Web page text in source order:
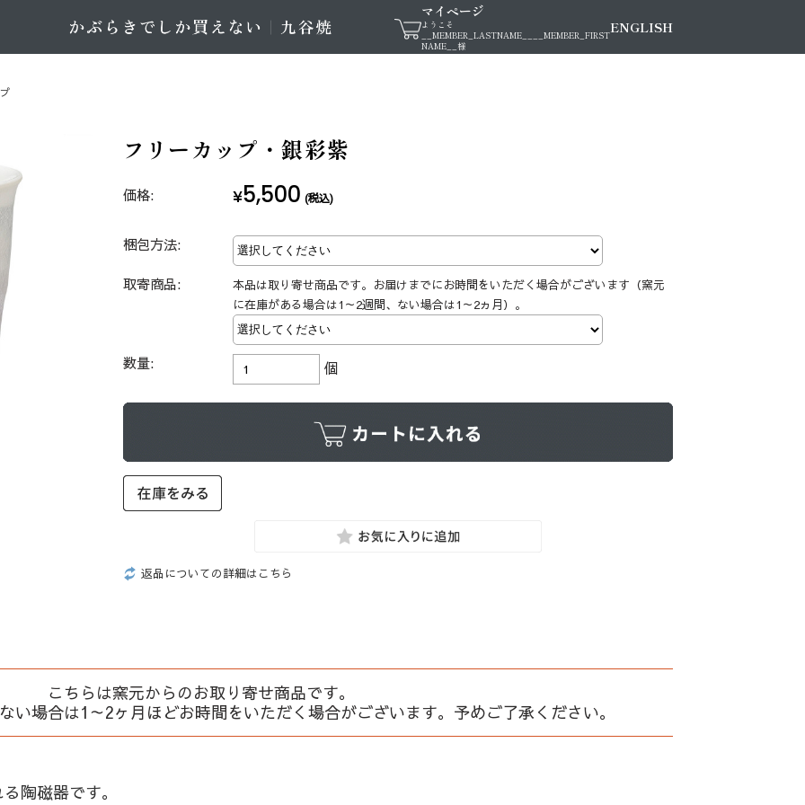
マイページ
ようこそ
__MEMBER_LASTNAME__
__MEMBER_FIRST
NAME__ 様
ENGLISH
フリーカップ・銀彩紫
価格: ¥5,500 (税込)
梱包方法:
取寄商品:
本品は取り寄せ商品です。お届けまでにお時間をいただく場合がございます（窯元
に在庫がある場合は1～2週間、ない場合は1～2ヵ月）。
数量: 個
返品についての詳細はこちら
こちらは窯元からのお取り寄せ商品です。
い場合は1～2ヶ月ほどお時間をいただく場合がございます。予めご了承ください。
陶磁器です。